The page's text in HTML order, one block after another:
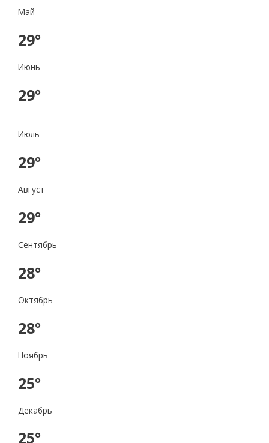
Май
29°
Июнь
29°
Июль
29°
Август
29°
Сентябрь
28°
Октябрь
28°
Ноябрь
25°
Декабрь
25°